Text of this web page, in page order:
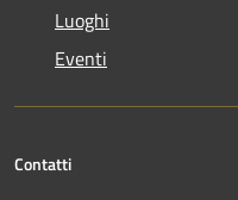
Luoghi
Eventi
Contatti